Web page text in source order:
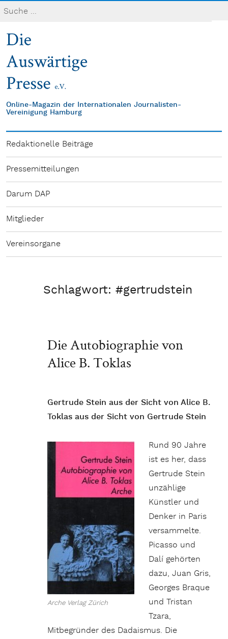
Online-Magazin der Internationalen Journalisten-
Vereinigung Hamburg
Redaktionelle Beiträge
Pressemitteilungen
Darum DAP
Mitglieder
Vereinsorgane
Schlagwort:#gertrudstein
Die Autobiographie von
Alice B. Toklas
Gertrude Stein aus der Sicht von Alice B.
Toklas aus der Sicht von Gertrude Stein
Arche Verlag Zürich
Rund 90 Jahre
ist es her, dass
Gertrude Stein
unzählige
Künstler und
Denker in Paris
versammelte.
Picasso und
Dalí gehörten
dazu, Juan Gris,
Georges Braque
und Tristan
Tzara,
Mitbegründer des Dadaismus. Die